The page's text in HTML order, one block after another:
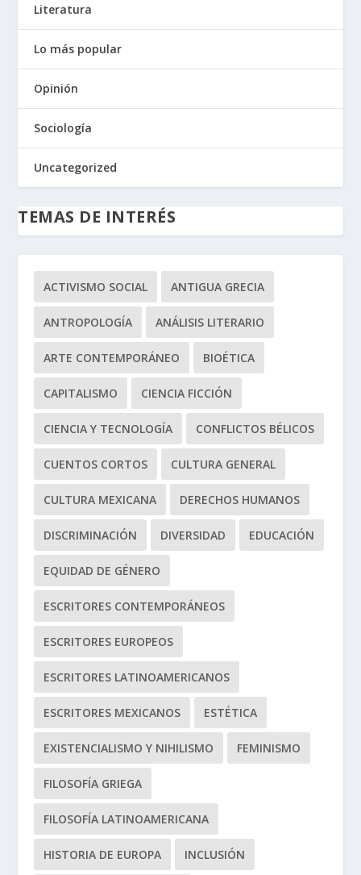
Literatura
Lo más popular
Opinión
Sociología
Uncategorized
TEMAS DE INTERÉS
ACTIVISMO SOCIAL ANTIGUA GRECIA
ANTROPOLOGÍA ANÁLISIS LITERARIO
ARTE CONTEMPORÁNEO BIOÉTICA
CAPITALISMO CIENCIA FICCIÓN
CIENCIA Y TECNOLOGÍA CONFLICTOS BÉLICOS
CUENTOS CORTOS CULTURA GENERAL
CULTURA MEXICANA DERECHOS HUMANOS
DISCRIMINACIÓN DIVERSIDAD EDUCACIÓN
EQUIDAD DE GÉNERO
ESCRITORES CONTEMPORÁNEOS
ESCRITORES EUROPEOS
ESCRITORES LATINOAMERICANOS
ESCRITORES MEXICANOS ESTÉTICA
EXISTENCIALISMO Y NIHILISMO FEMINISMO
FILOSOFÍA GRIEGA
FILOSOFÍA LATINOAMERICANA
HISTORIA DE EUROPA INCLUSIÓN